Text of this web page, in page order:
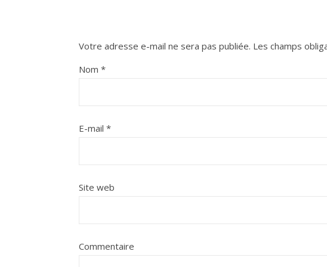
Votre adresse e-mail ne sera pas publiée. Les champs
Nom *
E-mail *
Site web
Commentaire